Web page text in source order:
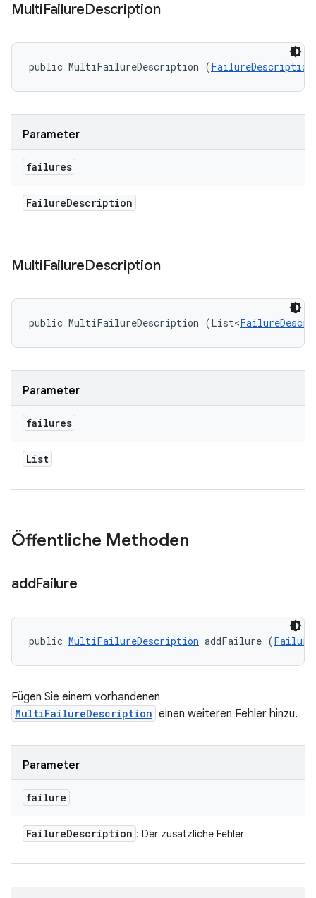
MultiFailureDescription
public MultiFailureDescription (
Parameter
failures
FailureDescription
MultiFailureDescription
public MultiFailureDescription (List<
Parameter
failures
List
Öffentliche Methoden
addFailure
public MultiFailureDescription addFailure (
Fügen Sie einem vorhandenen
MultiFailureDescription einen weiteren Fehler hinzu.
Parameter
failure
FailureDescription : Der zusätzliche Fehler